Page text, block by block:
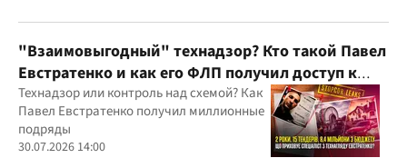
юрисдикций
"Взаимовыгодный" технадзор? Кто такой Павел
Евстратенко и как его ФЛП получил доступ к
бюджетным миллионам?
Технадзор или контроль над схемой? Как
Павел Евстратенко получил миллионные
подряды
30.07.2026 14:00